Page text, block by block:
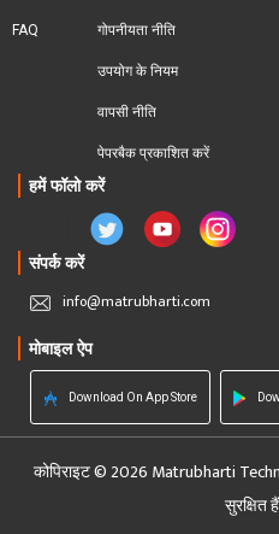
FAQ गोपनीयता नीति
उपयोग के नियम
वापसी नीति
पेपरबैक प्रकाशित करें
हमें फॉलो करें
संपर्क करें
info@matrubharti.com
मोबाइल ऐप
Download On App Store
कोपिराइट © 2026 Matrubharti
सुरक्षित हैं